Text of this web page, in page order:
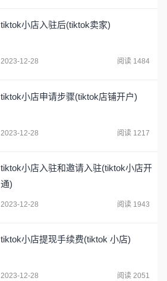
tiktok小店入驻后(tiktok卖家)
2023-12-28 阅读 1484
tiktok小店申请步骤(tiktok店铺开户)
2023-12-28 阅读 1217
tiktok小店入驻和邀请入驻(tiktok小店开
通)
2023-12-28 阅读 1943
tiktok小店提现手续费(tiktok 小店)
2023-12-28 阅读 2051